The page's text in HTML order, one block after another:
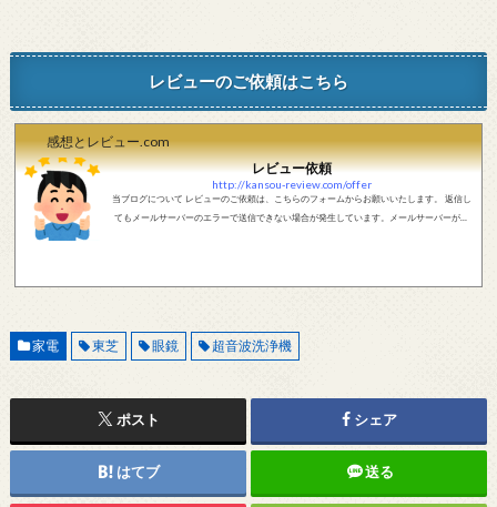
レビューのご依頼はこちら
感想とレビュー.com
レビュー依頼
http://kansou-review.com/offer
当ブログについて レビューのご依頼は、こちらのフォームからお願いいたします。 返信し
てもメールサーバーのエラーで送信できない場合が発生しています。メールサーバーが正
家電 東芝 眼鏡 超音波洗浄機
ポスト シェア
はてブ 送る